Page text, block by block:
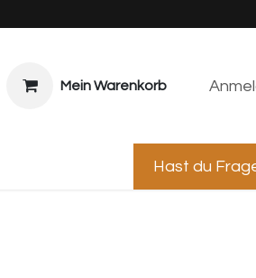
Mein Warenkorb
Hast du